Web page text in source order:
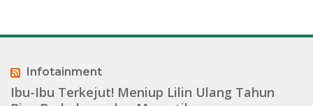
Infotainment
Ibu-Ibu Terkejut! Meniup Lilin Ulang Tahun